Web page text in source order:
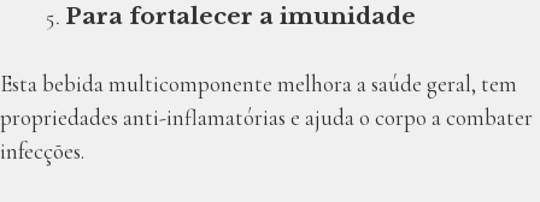
Para fortalecer a imunidade
Esta bebida multicomponente melhora a saúde geral, tem
propriedades anti-inflamatórias e ajuda o corpo a combater
infecções.